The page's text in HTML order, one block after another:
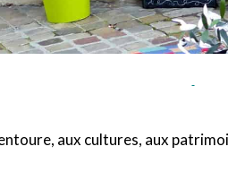
aux cultures, aux